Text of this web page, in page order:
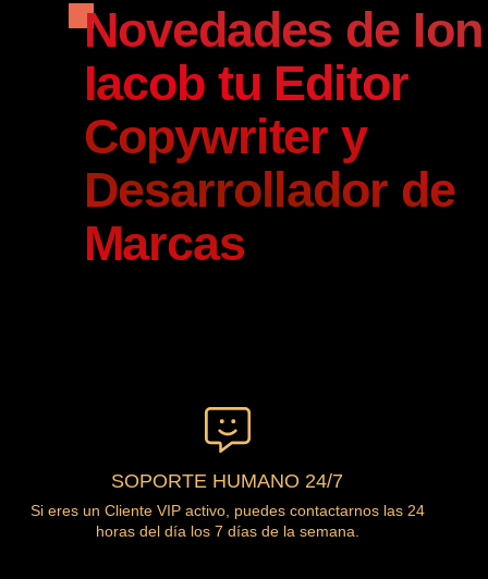
Novedades de Ion
Iacob tu Editor
Copywriter y
Desarrollador de
Marcas
SOPORTE HUMANO 24/7
Si eres un Cliente VIP activo, puedes contactarnos las 24
horas del día los 7 días de la semana.